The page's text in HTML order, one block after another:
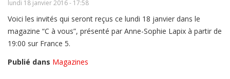
lundi 18 janvier 2016 - 17:58
Voici les invités qui seront reçus ce lundi 18 janvier dans le
magazine “C à vous”, présenté par Anne-Sophie Lapix à partir de
19:00 sur France 5.
Publié dans Magazines